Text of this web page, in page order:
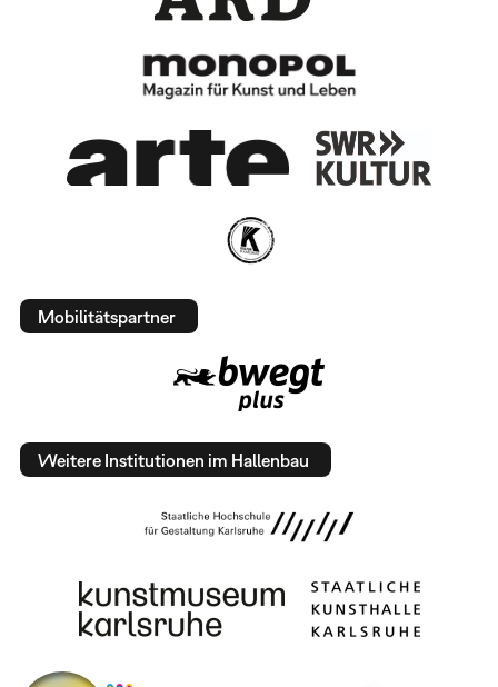
Mobilitätspartner
Weitere Institutionen im Hallenbau